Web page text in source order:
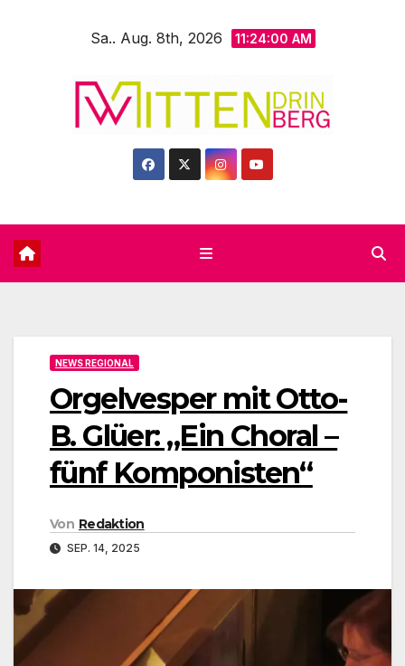
Sa.. Aug. 8th, 2026 11:24:02 AM
NEWS REGIONAL
Orgelvesper mit Otto-
B. Glüer: „Ein Choral –
fünf Komponisten“
Von Redaktion
SEP. 14, 2025